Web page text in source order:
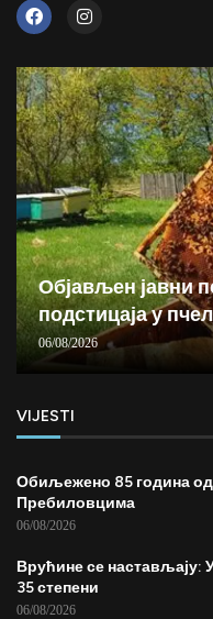
Објављен јавни
подстицаја у
06/08/2026
VIJESTI
Обиљежено 85 година
Пребиловцима
06/08/2026
Врућине се настављају:
35 степени
06/08/2026